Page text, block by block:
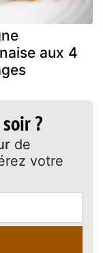
aux 4
?
de
votre